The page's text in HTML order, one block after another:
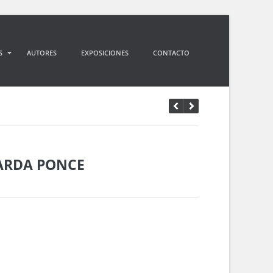
AUTORES EXPOSICIONES CONTACTO
PONCE